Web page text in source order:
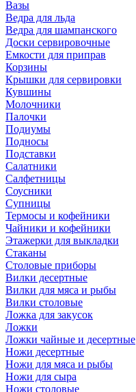
Вазы
Ведра для льда
Ведра для шампанского
Доски сервировочные
Емкости для приправ
Корзины
Крышки для сервировки
Кувшины
Молочники
Палочки
Подиумы
Подносы
Подставки
Салатники
Салфетницы
Соусники
Супницы
Термосы и кофейники
Чайники и кофейники
Этажерки для выкладки
Стаканы
Столовые приборы
Вилки десертные
Вилки для мяса и рыбы
Вилки столовые
Ложка для закусок
Ложки
Ложки чайные и десертные
Ножи десертные
Ножи для мяса и рыбы
Ножи для сыра
Ножи столовые